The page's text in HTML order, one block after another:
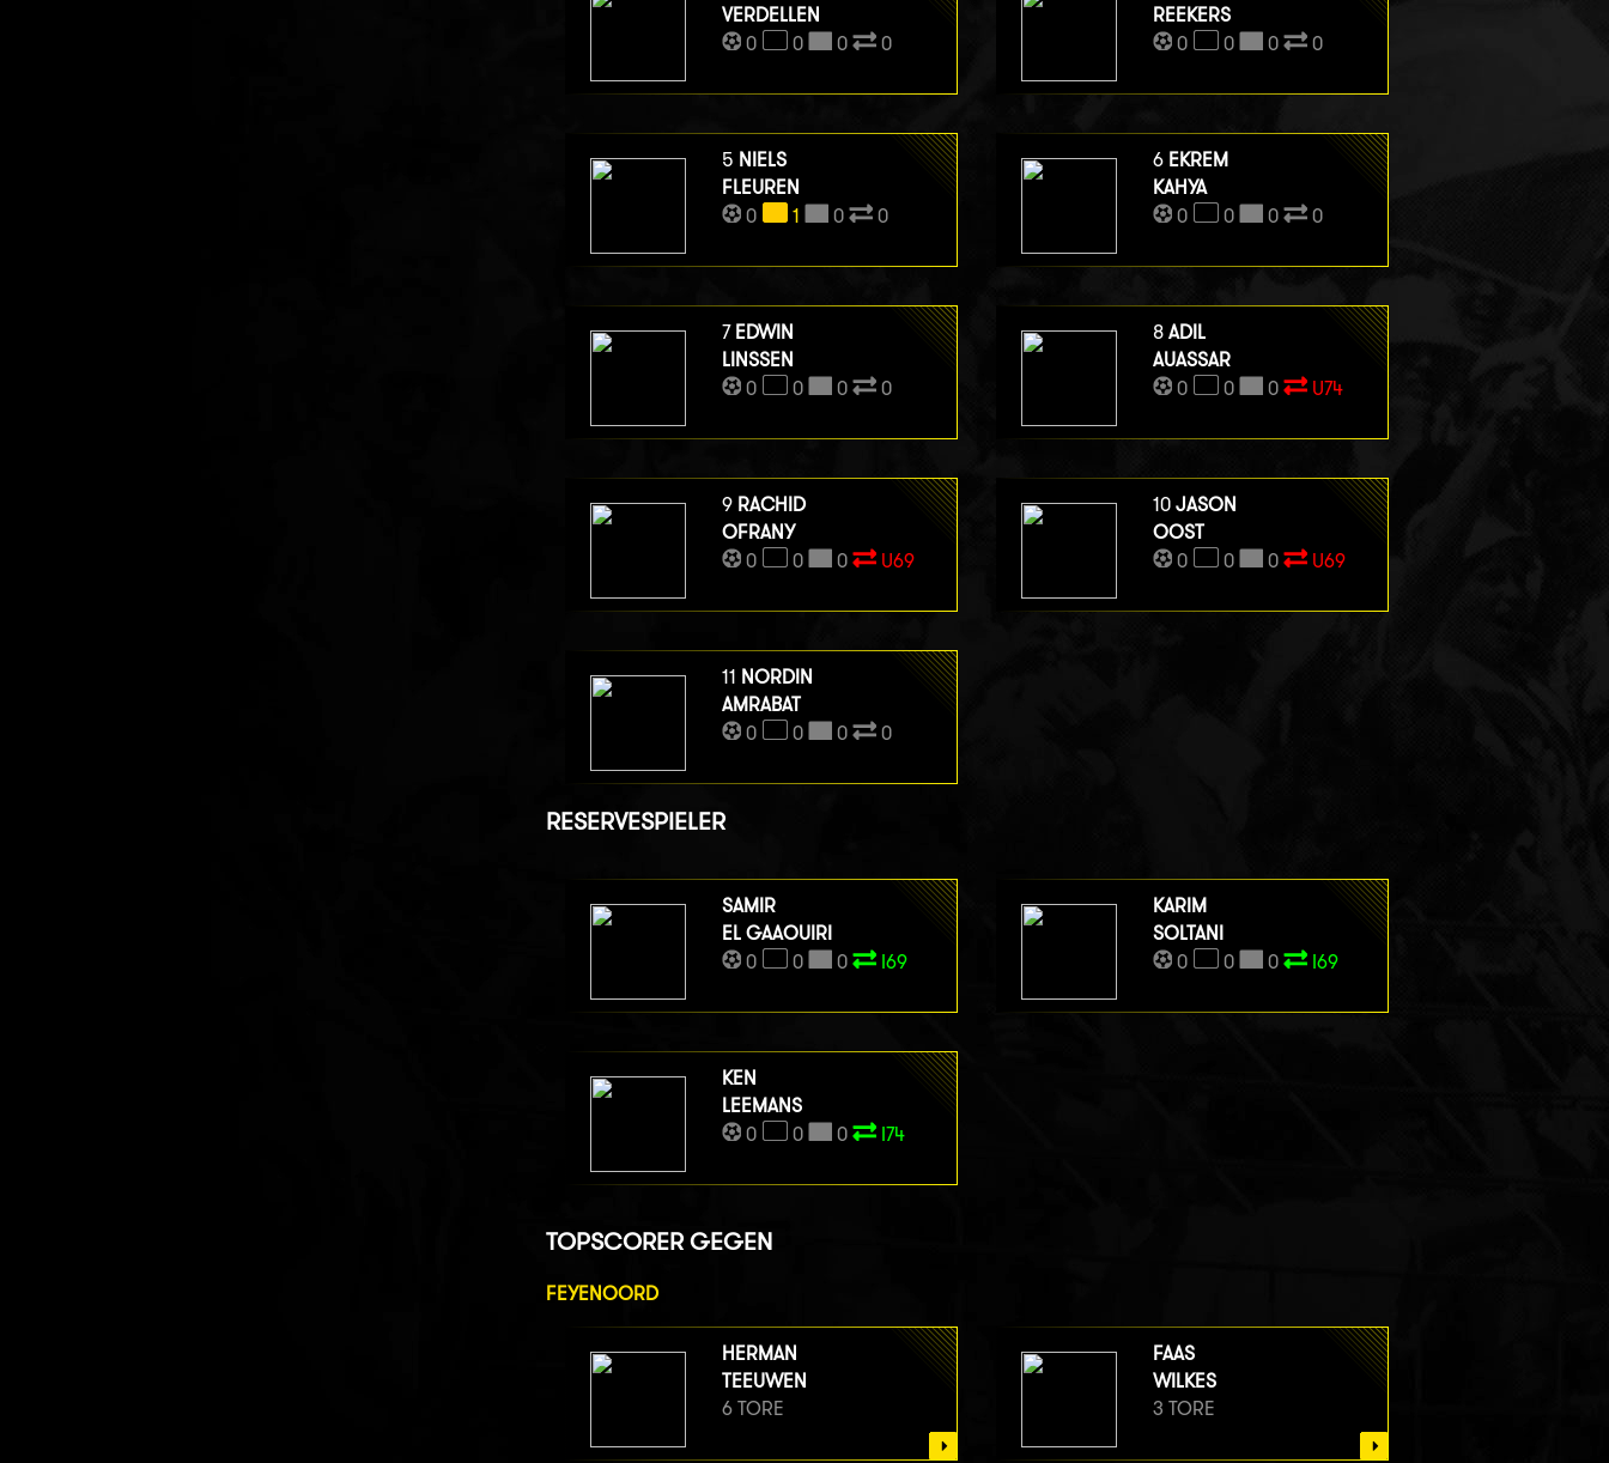
VERDELLEN
0
0 0 0
REEKERS
0
0 0 0
5 NIELS
FLEUREN
0
1 0 0
6 EKREM
KAHYA
0
0 0 0
7 EDWIN
LINSSEN
0
0 0 0
8 ADIL
AUASSAR
0
0 0 U74
9 RACHID
OFRANY
0
0 0 U69
10 JASON
OOST
0
0 0 U69
11 NORDIN
AMRABAT
0
0 0 0
RESERVESPIELER
SAMIR
EL GAAOUIRI
0
0 0 I69
KARIM
SOLTANI
0
0 0 I69
KEN
LEEMANS
0
0 0 I74
TOPSCORER GEGEN
FEYENOORD
HERMAN
TEEUWEN
6 TORE
FAAS
WILKES
3 TORE